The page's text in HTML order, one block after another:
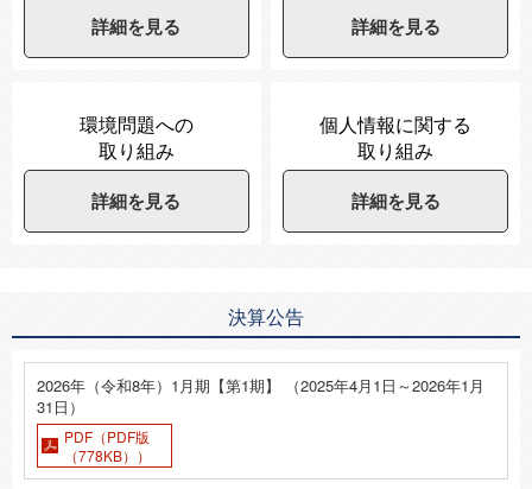
詳細を見る 詳細を見る
環境問題への
取り組み
詳細を見る
個人情報に関する
取り組み
詳細を見る
決算公告
2026年（令和8年）1月期【第1期】 （2025年4月1日～2026年1月
31日）
PDF（PDF版
（778KB））